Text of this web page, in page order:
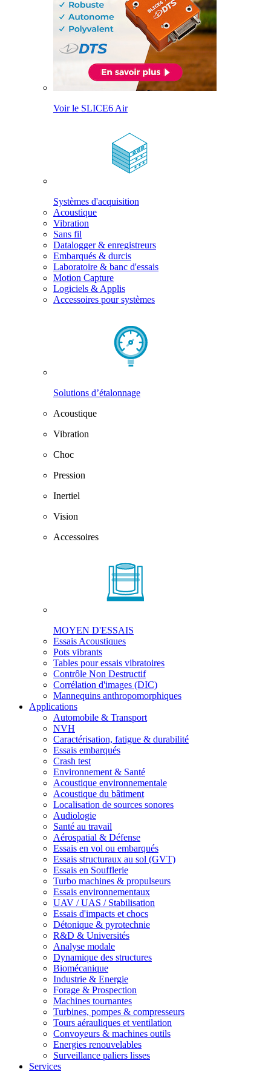
Voir le SLICE6 Air
Systèmes d'acquisition
Acoustique
Vibration
Sans fil
Datalogger & enregistreurs
Embarqués & durcis
Laboratoire & banc d'essais
Motion Capture
Logiciels & Applis
Accessoires pour systèmes
Solutions d’étalonnage
Acoustique
Vibration
Choc
Pression
Inertiel
Vision
Accessoires
MOYEN D'ESSAIS
Essais Acoustiques
Pots vibrants
Tables pour essais vibratoires
Contrôle Non Destructif
Corrélation d'images (DIC)
Mannequins anthropomorphiques
Applications
Automobile & Transport
NVH
Caractérisation, fatigue & durabilité
Essais embarqués
Crash test
Environnement & Santé
Acoustique environnementale
Acoustique du bâtiment
Localisation de sources sonores
Audiologie
Santé au travail
Aérospatial & Défense
Essais en vol ou embarqués
Essais structuraux au sol (GVT)
Essais en Soufflerie
Turbo machines & propulseurs
Essais environnementaux
UAV / UAS / Stabilisation
Essais d'impacts et chocs
Détonique & pyrotechnie
R&D & Universités
Analyse modale
Dynamique des structures
Biomécanique
Industrie & Energie
Forage & Prospection
Machines tournantes
Turbines, pompes & compresseurs
Tours aérauliques et ventilation
Convoyeurs & machines outils
Energies renouvelables
Surveillance paliers lisses
Services